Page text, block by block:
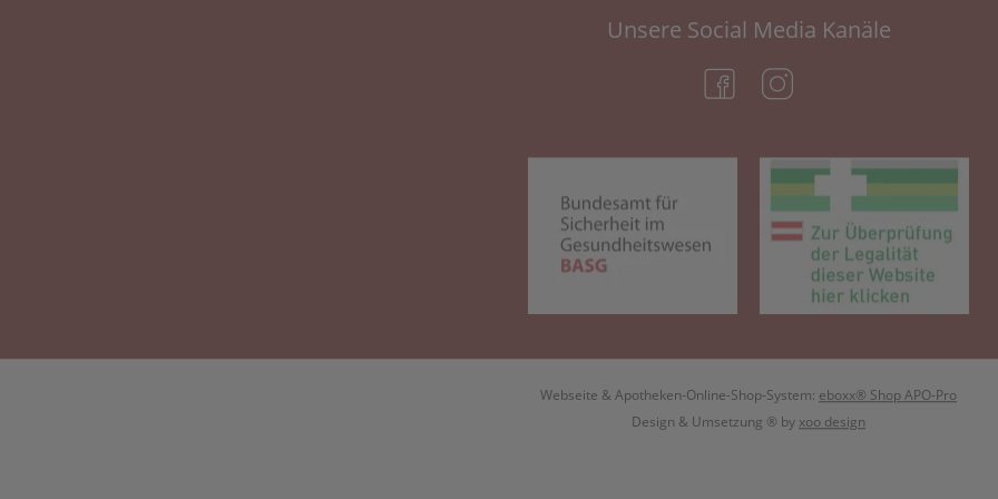
Unsere Social Media Kanäle
(öffnet in neuem Tab)
(öffnet in neuem Tab)
Webseite & Apotheken-Online-Shop-System: eboxx® Shop APO-Pro
Design & Umsetzung ® by xoo design